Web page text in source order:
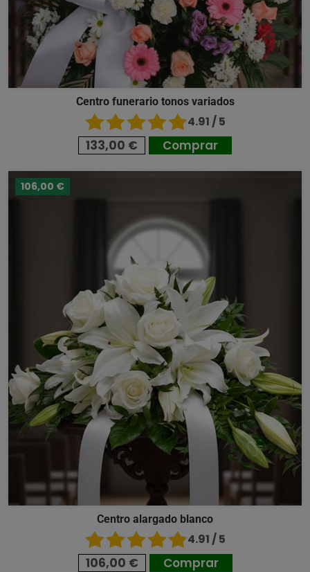
Centro funerario tonos variados
4.91 / 5
133,00 € Comprar
106,00 €
Centro alargado blanco
4.91 / 5
106,00 € Comprar